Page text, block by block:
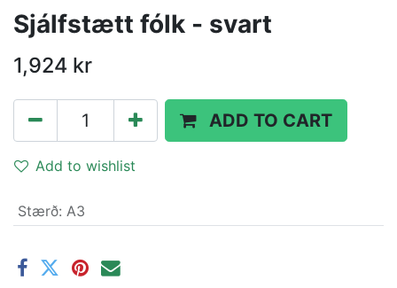
Sjálfstætt fólk - svart
1,924 kr
ADD TO CART
Add to wishlist
Stærð: A3